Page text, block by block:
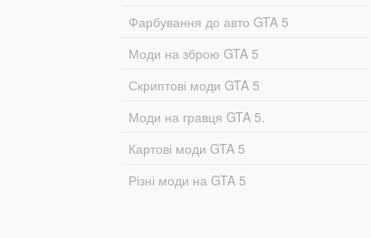
Фарбування до авто GTA 5
Моди на зброю GTA 5
Скриптові моди GTA 5
Моди на гравця GTA 5.
Картові моди GTA 5
Різні моди на GTA 5